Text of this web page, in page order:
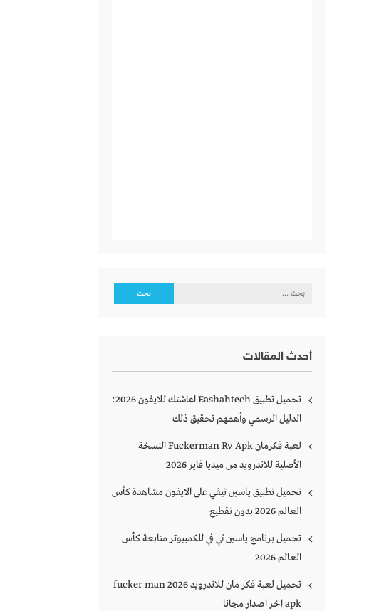
البحث
أحدث المقالات
تحميل تطبيق Eashahtech اعاشتك للايفون 2026:
الدليل الرسمي وأهمهم تحقيق ذلك
لعبة فكرمان Fuckerman Rv Apk النسخة
الأصلية للاندرويد من ميديا فاير 2026
تحميل تطبيق ياسين تيفي على الايفون مشاهدة كأس
العالم 2026 بدون تقطيع
تحميل برنامج ياسين تي في للكمبيوتر متابعة كأس
العالم 2026
تحميل لعبة فكر مان للاندرويد 2026 fucker man
apk اخر اصدار مجانا